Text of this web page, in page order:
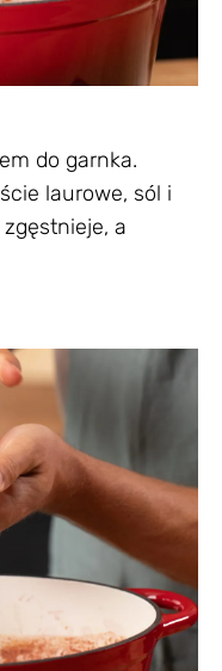
do garnka.
laurowe, sól i
a